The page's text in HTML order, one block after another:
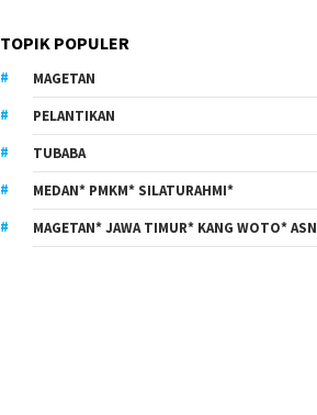
TOPIK POPULER
MAGETAN
PELANTIKAN
TUBABA
MEDAN* PMKM* SILATURAHMI*
MAGETAN* JAWA TIMUR* KANG WOTO* ASN